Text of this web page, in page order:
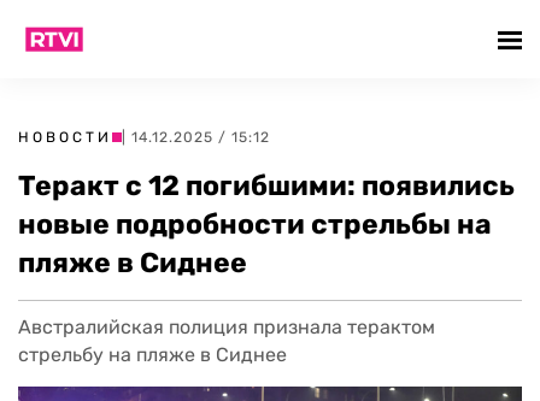
НОВОСТИ | 14.12.2025 / 15:12
Теракт с 12 погибшими: появились
новые подробности стрельбы на
пляже в Сиднее
Австралийская полиция признала терактом
стрельбу на пляже в Сиднее